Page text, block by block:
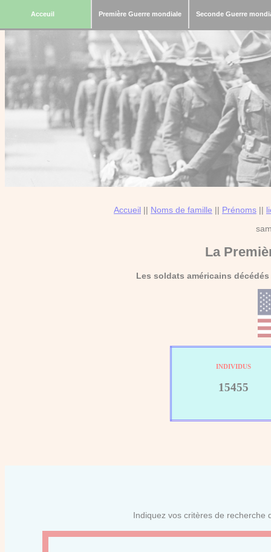
Acceuil Première Guerre mondiale Seconde Guerre
Accueil || Noms de famille || Prénoms ||
La
Les soldats américains
INDIVIDUS
15455
Indiquez vos critères de recherche